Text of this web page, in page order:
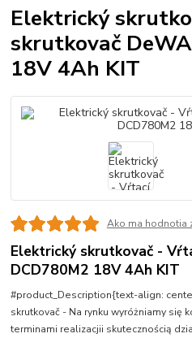
Elektrický
skrutkovač
18V 4Ah KIT
Ako ma hodnotia
Elektrický skrutkovač -
DCD780M2 18V 4Ah KIT
#product_Description{text-align:
skrutkovač - Na rynku wyróżniamy się
terminami realizacjii skutecznością